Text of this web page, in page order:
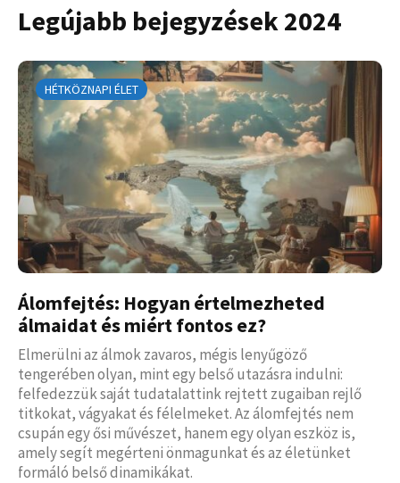
Legújabb bejegyzések 2024
HÉTKÖZNAPI ÉLET
Álomfejtés: Hogyan értelmezheted
álmaidat és miért fontos ez?
Elmerülni az álmok zavaros, mégis lenyűgöző
tengerében olyan, mint egy belső utazásra indulni:
felfedezzük saját tudatalattink rejtett zugaiban rejlő
titkokat, vágyakat és félelmeket. Az álomfejtés nem
csupán egy ősi művészet, hanem egy olyan eszköz is,
amely segít megérteni önmagunkat és az életünket
formáló belső dinamikákat.